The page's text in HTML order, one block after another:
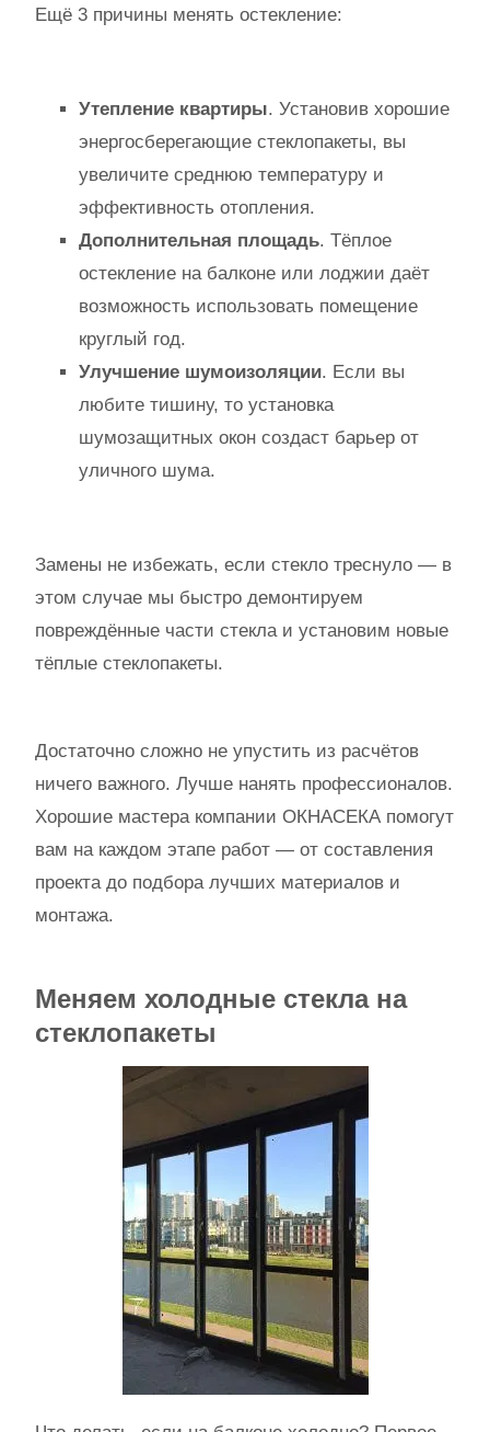
Ещё 3 причины менять остекление:
Утепление квартиры. Установив хорошие
энергосберегающие стеклопакеты, вы
увеличите среднюю температуру и
эффективность отопления.
Дополнительная площадь. Тёплое
остекление на балконе или лоджии даёт
возможность использовать помещение
круглый год.
Улучшение шумоизоляции. Если вы
любите тишину, то установка
шумозащитных окон создаст барьер от
уличного шума.
Замены не избежать, если стекло треснуло — в
этом случае мы быстро демонтируем
повреждённые части стекла и установим новые
тёплые стеклопакеты.
Достаточно сложно не упустить из расчётов
ничего важного. Лучше нанять профессионалов.
Хорошие мастера компании ОКНАСЕКА помогут
вам на каждом этапе работ — от составления
проекта до подбора лучших материалов и
монтажа.
Меняем холодные стекла на
стеклопакеты